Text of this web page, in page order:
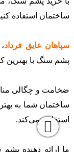
ساختمان استفاده
سپاهان عایق فرداد
پشم سنگ با بهترین
ضخامت و چگالی
ساختمان شما به
استفاده نمی‌کند.
ما ارائه دهنده